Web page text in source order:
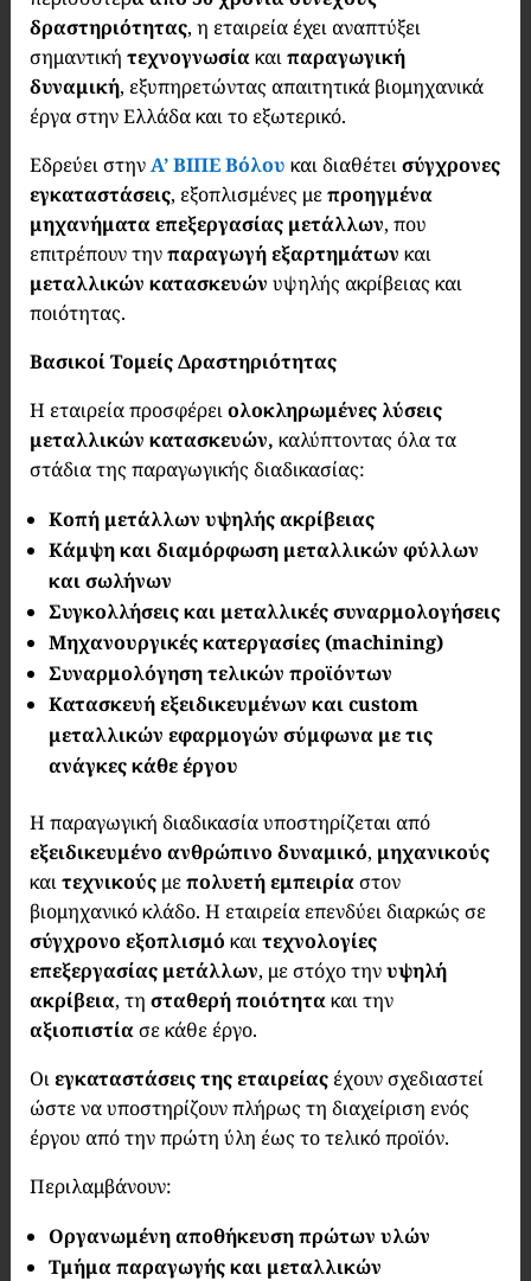
δραστηριότητας, η εταιρεία έχει αναπτύξει
σημαντική τεχνογνωσίακαιπαραγωγική
δυναμική, εξυπηρετώντας απαιτητικά βιομηχανικά
έργα στην Ελλάδα και το εξωτερικό.
Εδρεύει στηνΑ’ ΒΙΠΕ Βόλου και διαθέτεισύγχρονες
εγκαταστάσεις, εξοπλισμένες μεπροηγμένα
μηχανήματα επεξεργασίας μετάλλων, που
επιτρέπουν τηνπαραγωγή εξαρτημάτων και
μεταλλικών κατασκευών υψηλής ακρίβειας και
ποιότητας.
Βασικοί Τομείς Δραστηριότητας
Η εταιρεία προσφέρειολοκληρωμένες λύσεις
μεταλλικών κατασκευών, καλύπτοντας όλα τα
στάδια της παραγωγικής διαδικασίας:
Κοπή μετάλλων υψηλής ακρίβειας
Κάμψη και διαμόρφωση μεταλλικών φύλλων
και σωλήνων
Συγκολλήσεις και μεταλλικές συναρμολογήσεις
Μηχανουργικές κατεργασίες (machining)
Συναρμολόγηση τελικών προϊόντων
Κατασκευή εξειδικευμένων και custom
μεταλλικών εφαρμογών σύμφωνα με τις
ανάγκες κάθε έργου
Η παραγωγική διαδικασία υποστηρίζεται από
εξειδικευμένο ανθρώπινο δυναμικό, μηχανικούς
καιτεχνικούςμεπολυετή εμπειρίαστον
βιομηχανικό κλάδο. Η εταιρεία επενδύει διαρκώς σε
σύγχρονο εξοπλισμό καιτεχνολογίες
επεξεργασίας μετάλλων, με στόχο τηνυψηλή
ακρίβεια, τη σταθερή ποιότητακαι την
αξιοπιστίασε κάθε έργο.
Οιεγκαταστάσεις της εταιρείαςέχουν σχεδιαστεί
ώστε να υποστηρίζουν πλήρως τη διαχείριση ενός
έργου από την πρώτη ύλη έως το τελικό προϊόν.
Περιλαμβάνουν:
Οργανωμένη αποθήκευση πρώτων υλών
Τμήμα παραγωγής και μεταλλικών